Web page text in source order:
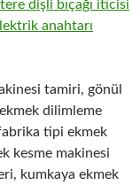
tamiri, gönül
dilimleme
tipi ekmek
kesme makinesi
kumkaya ekmek